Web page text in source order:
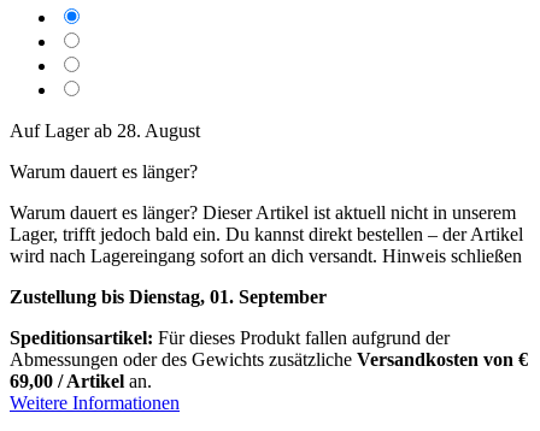
Auf Lager ab 28. August
Warum dauert es länger?
Warum dauert es länger? Dieser Artikel ist aktuell nicht in unserem
Lager, trifft jedoch bald ein. Du kannst direkt bestellen – der Artikel
wird nach Lagereingang sofort an dich versandt. Hinweis schließen
Zustellung bis Dienstag, 01. September
Speditionsartikel: Für dieses Produkt fallen aufgrund der
Abmessungen oder des Gewichts zusätzliche Versandkosten von €
69,00 / Artikel an.
Weitere Informationen